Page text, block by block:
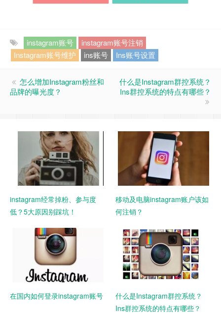
instagram账号
instagram账号注销
Instagram账号维护
ins账号 Ins账号设置
怎么增加Instagram粉丝和
品牌的曝光度？
什么是Instagram群控系统？
Ins群控系统的特点有哪些？
instagram经常掉粉、参与度
低？5大原因别踩坑！
移动及电脑instagram账户该如
何注销？
在国内如何登录instagram账号
什么是Instagram群控系统？
Ins群控系统的特点有哪些？